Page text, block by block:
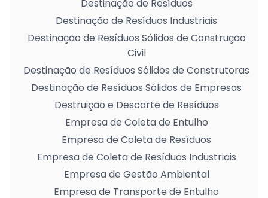
Destinação de Resíduos
Destinação de Resíduos Industriais
Destinação de Resíduos Sólidos de Construção
Civil
Destinação de Resíduos Sólidos de Construtoras
Destinação de Resíduos Sólidos de Empresas
Destruição e Descarte de Resíduos
Empresa de Coleta de Entulho
Empresa de Coleta de Resíduos
Empresa de Coleta de Resíduos Industriais
Empresa de Gestão Ambiental
Empresa de Transporte de Entulho